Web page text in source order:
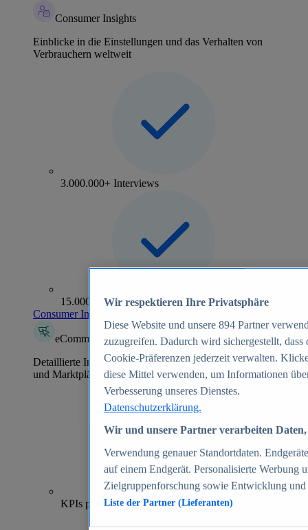
Consumer Insights
Einblicke in die Einstellungen und das Verhalten von
Verbrauchern weltweit
3.000.000+ Interviews
15.000+ Marken
Consumer Insights entdecken
eCommerce Insights
Detaillierte Informationen zu mehr als 39.000 Online-Shops
und Marktplätzen
70+
KPIs pro Shop
Wir respektieren Ihre Privatsphäre
Diese Website und unsere 894 Partner
zuzugreifen. Dadurch wird sichergestellt,
Cookie-Präferenzen jederzeit verwalten.
diese Mittel verwenden, um Informationen
Verbesserung unseres Dienstes.
Datenschutzerklärung.
Wir und unsere Partner verarbeiten
Verwendung genauer Standortdaten.
auf einem Endgerät. Personalisierte Werbung
Zielgruppenforschung sowie Entwicklung
Liste der Partner (Lieferanten)